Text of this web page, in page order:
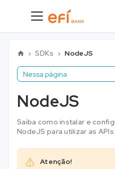
SDKs NodeJS
Nessa página
NodeJS
Saiba como instalar e
NodeJS para utilizar as APIs
Atenção!